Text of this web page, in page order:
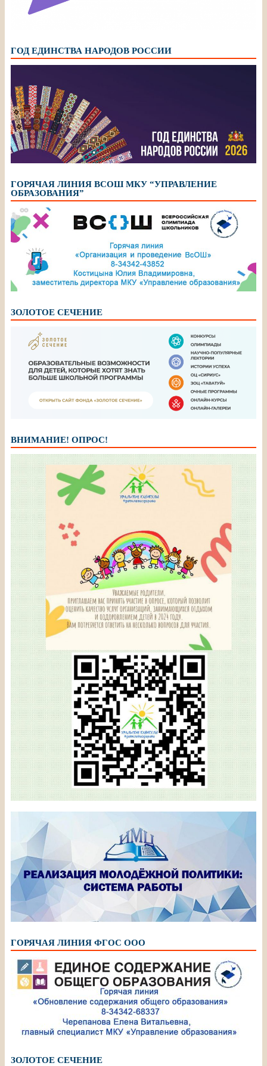
ГОД ЕДИНСТВА НАРОДОВ РОССИИ
ГОРЯЧАЯ ЛИНИЯ ВСОШ МКУ “УПРАВЛЕНИЕ
ОБРАЗОВАНИЯ”
ЗОЛОТОЕ СЕЧЕНИЕ
ВНИМАНИЕ! ОПРОС!
ГОРЯЧАЯ ЛИНИЯ ФГОС ООО
ЗОЛОТОЕ СЕЧЕНИЕ